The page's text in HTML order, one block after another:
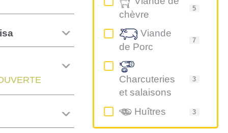
chèvre
5
Viande
de Porc
7
Charcuteries
et salaisons
3
Huîtres 3